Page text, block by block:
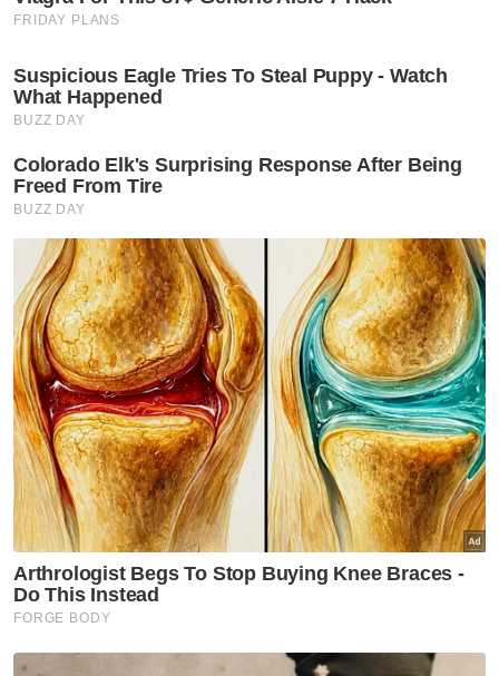
bapanya dalam sejarah sistem navigasi
"Semuanya sangat serupa dengan apa yang
ada dalam kereta saya yang hilang dahulu.
Artikel Berkaitan:
Lelaki hentak pemandu kereta guna topi keledar
didenda RM4,300
Bekas pegawai Majlis Daerah Besut dijel dua bulan
terima rasuah RM4,500
Mayat hampir reput ditemui dalam longkang,
seorang lelaki ditahan
"Saya hampir kemalangan kerana terlalu
terkejut. Tangan saya menggeletar, jantung
berdegup laju.